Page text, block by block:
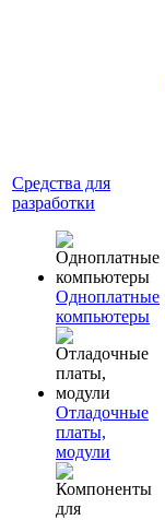
Средства для
разработки
Одноплатные
компьютеры
Отладочные
платы,
модули